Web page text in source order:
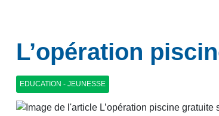
L’opération
EDUCATION - JEUNESSE